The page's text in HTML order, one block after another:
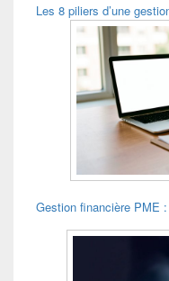
Les 8 piliers d’une
Gestion financière PME